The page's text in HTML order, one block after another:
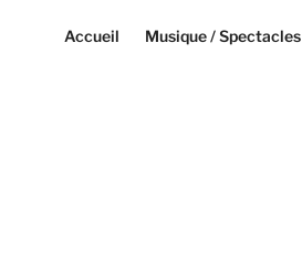
Accueil Musique / Spectacles